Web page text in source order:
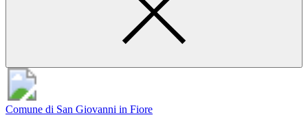
Comune di San Giovanni in Fiore